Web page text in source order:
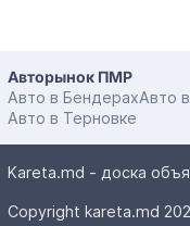
Авторынок ПМР
Авто в БендерахАвто
Авто в Терновке
Kareta.md - доска
Copyright kareta.md